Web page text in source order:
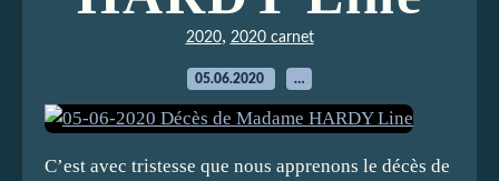
2020, 2020 carnet
05.06.2020 …
C’est avec tristesse que nous apprenons le décès de